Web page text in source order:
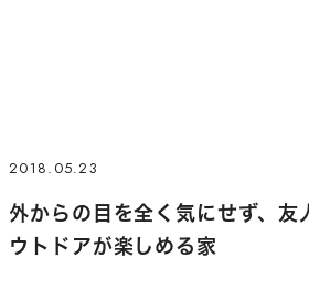
2018.05.23
外からの目を全く気にせず、友
ウトドアが楽しめる家